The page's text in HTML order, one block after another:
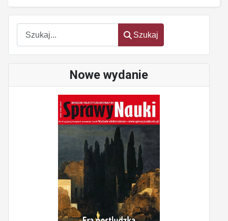
Szukaj
Szukaj
Nowe wydanie